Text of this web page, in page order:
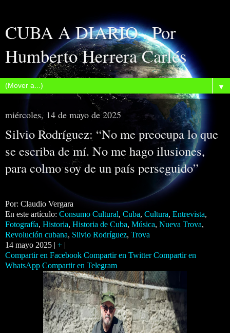
CUBA A DIARIO . Por
Humberto Herrera Carlés
▼
miércoles, 14 de mayo de 2025
Silvio Rodríguez: “No me preocupa lo que
se escriba de mí. No me hago ilusiones,
para colmo soy de un país perseguido”
Por: Claudio Vergara
En este artículo: Consumo Cultural, Cuba, Cultura, Entrevista,
Fotografía, Historia, Historia de Cuba, Música, Nueva Trova,
Revolución cubana, Silvio Rodríguez, Trova
14 mayo 2025 | + |
Compartir en Facebook Compartir en Twitter Compartir en
WhatsApp Compartir en Telegram